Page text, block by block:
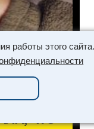
работы этого сайта.
ЧТО